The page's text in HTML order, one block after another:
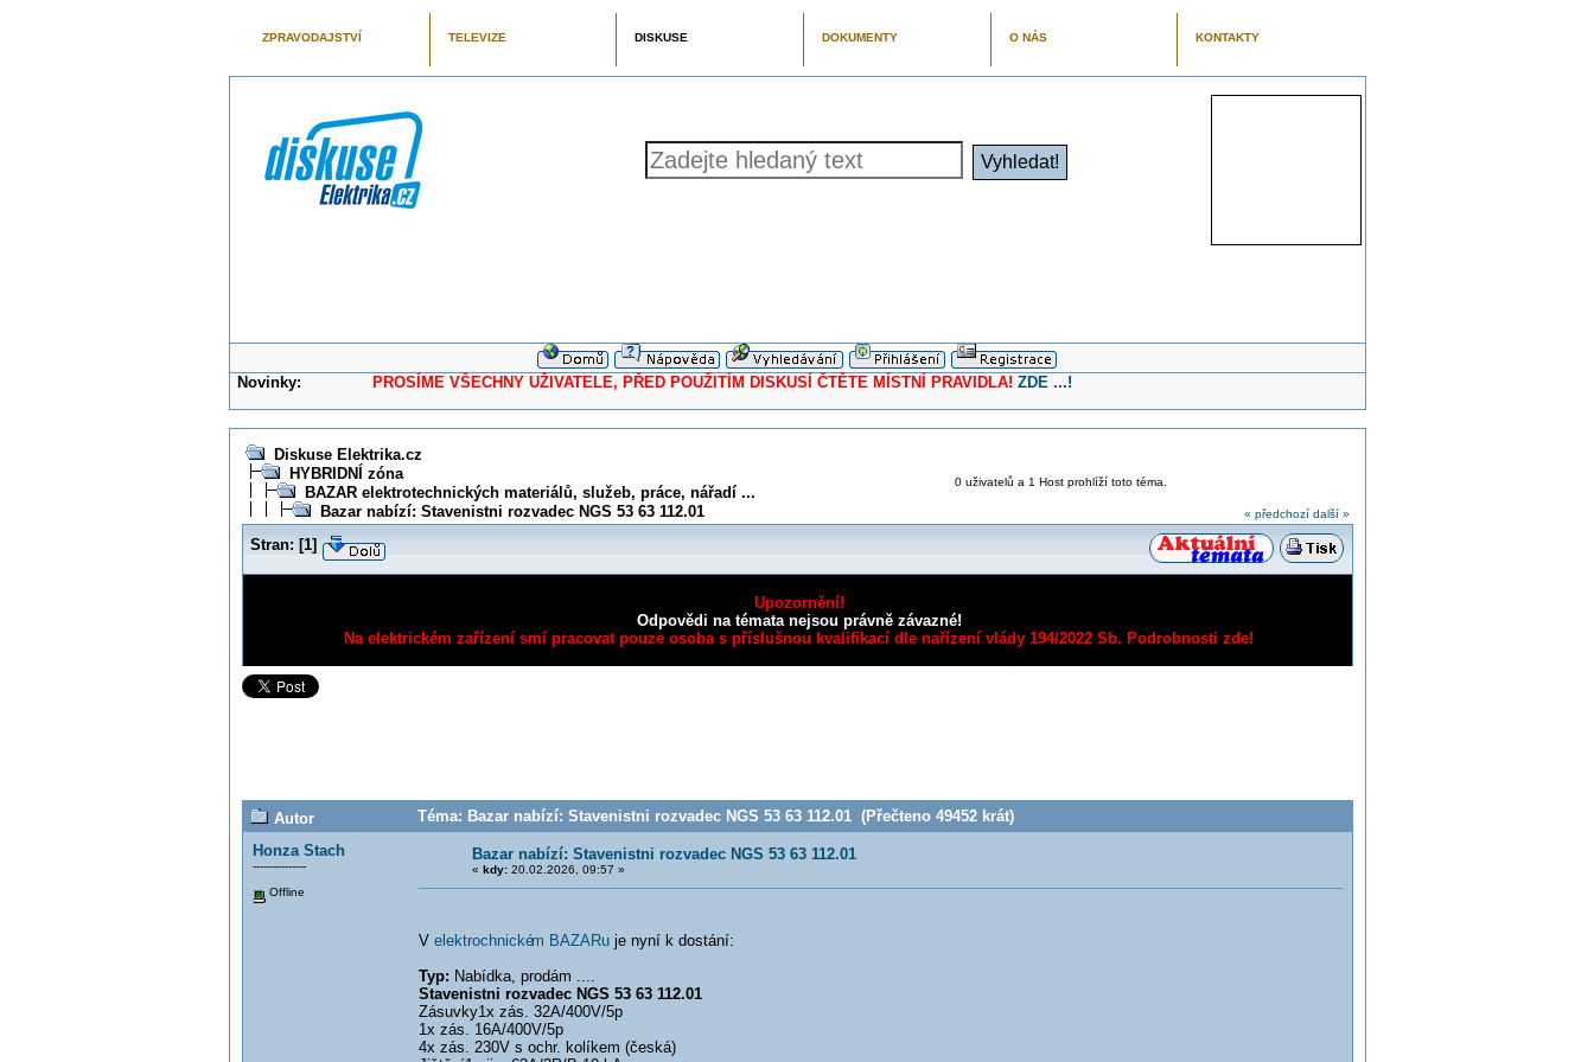
ZPRAVODAJSTVÍ TELEVIZE DISKUSE DOKUMENTY O NÁS KONTAKTY
Novinky: PROSÍME VŠECHNY UŽIVATELE, PŘED POUŽITÍM DISKUSÍ ČTĚTE MÍSTNÍ PRAVIDLA! ZDE ...!
Diskuse Elektrika.cz
HYBRIDNÍ zóna
BAZAR elektrotechnických materiálů, služeb, práce, nářadí ...
Bazar nabízí: Stavenistni rozvadec NGS 53 63 112.01
0 uživatelů a 1 Host prohlíží toto téma.
« předchozí další »
Stran: [1]
Upozornění!
Odpovědi na témata nejsou právně závazné!
Na elektrickém zařízení smí pracovat pouze osoba s příslušnou kvalifikací dle nařízení vlády 194/2022 Sb. Podrobnosti zde!
Autor
Téma: Bazar nabízí: Stavenistni rozvadec NGS 53 63 112.01 (Přečteno 49452 krát)
Honza Stach
---------------
Offline
Bazar nabízí: Stavenistni rozvadec NGS 53 63 112.01
« kdy:20.02.2026, 09:57 »
V elektrochnickém BAZARu je nyní k dostání:
Typ: Nabídka, prodám ....
Stavenistni rozvadec NGS 53 63 112.01
Zásuvky1x zás. 32A/400V/5p
1x zás. 16A/400V/5p
4x zás. 230V s ochr. kolíkem (česká)